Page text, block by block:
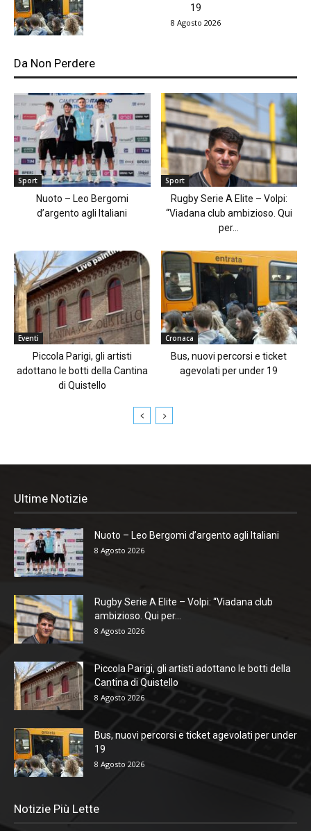
19
8 Agosto 2026
Da Non Perdere
Sport
Nuoto – Leo Bergomi
d’argento agli Italiani
Sport
Rugby Serie A Elite – Volpi:
“Viadana club ambizioso. Qui
per...
Eventi
Piccola Parigi, gli artisti
adottano le botti della Cantina
di Quistello
Cronaca
Bus, nuovi percorsi e ticket
agevolati per under 19
Ultime Notizie
Nuoto – Leo Bergomi d’argento agli Italiani
8 Agosto 2026
Rugby Serie A Elite – Volpi: “Viadana club
ambizioso. Qui per...
8 Agosto 2026
Piccola Parigi, gli artisti adottano le botti della
Cantina di Quistello
8 Agosto 2026
Bus, nuovi percorsi e ticket agevolati per under
19
8 Agosto 2026
Notizie Più Lette